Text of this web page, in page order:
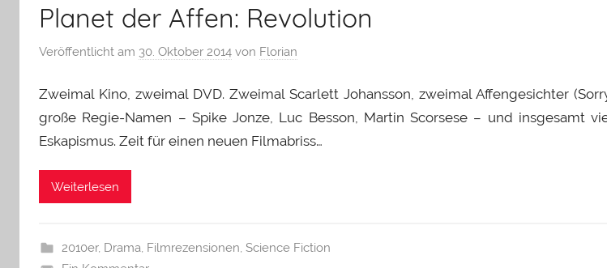
Planet der Affen: Revolution
Veröffentlicht am 30. Oktober 2014 von Florian
Zweimal Kino, zweimal DVD. Zweimal Scarlett Johansson, zweimal Affengesichter
große Regie-Namen – Spike Jonze, Luc Besson, Martin Scorsese – und insgesamt
Eskapismus. Zeit für einen neuen Filmabriss…
Weiterlesen
2010er, Drama, Filmrezensionen, Science Fiction